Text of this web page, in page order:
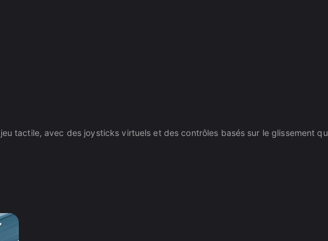
tactile, avec des joysticks virtuels et des contrôles basés sur le glissement